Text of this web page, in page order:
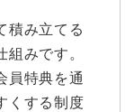
積み立てる
みです。
員特典を通
くする制度